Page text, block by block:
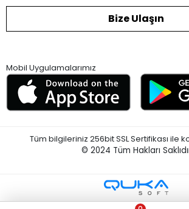
Bize Ulaşın
Mobil Uygulamalarımız
Tüm bilgileriniz 256bit SSL Sertifikası ile
© 2024 Tüm Hakları